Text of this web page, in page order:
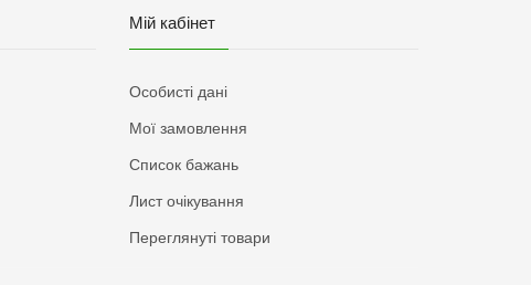
Мій кабінет
Особисті дані
Мої замовлення
Список бажань
Лист очікування
Переглянуті товари